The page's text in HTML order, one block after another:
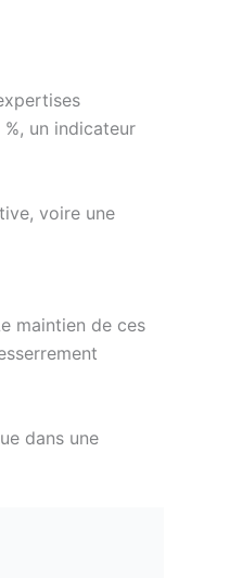
un indicateur
voire une
maintien de ces
dans une